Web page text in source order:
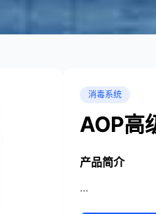
消毒系统
AOP高
产品简介
...